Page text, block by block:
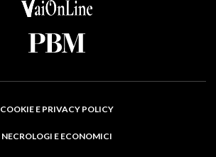
COOKIE E PRIVACY POLICY
NECROLOGI E ECONOMICI